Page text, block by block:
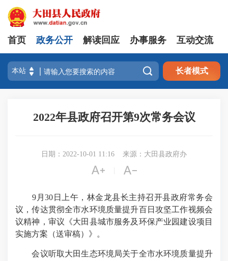
首页 政务公开 解读回应 办事服务 互动交流
 长者模式
2022年县政府召开第9次常务会议
日期：2022-10-01 11:16 来源：大田县政府办
 
9月30日上午，林金龙县长主持召开县政府常务会
议，传达贯彻全市水环境质量提升百日攻坚工作视频会
议精神，审议《大田县城市服务及环保产业园建设项目
实施方案（送审稿）》。
会议听取大田生态环境局关于全市水环境质量提升